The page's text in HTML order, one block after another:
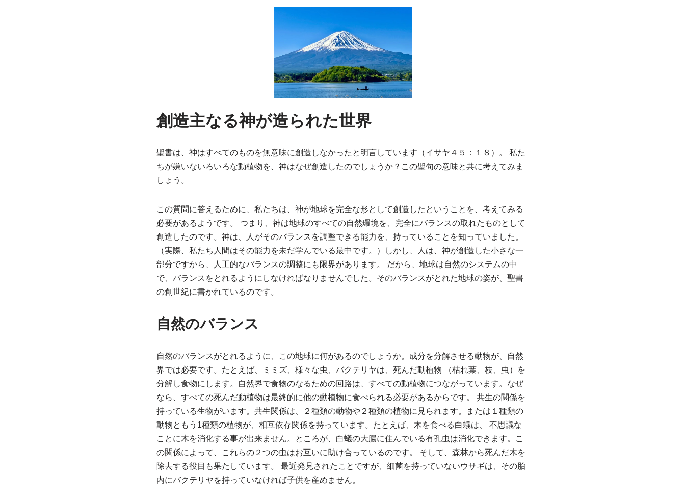
創造主なる神が造られた世界
聖書は、神はすべてのものを無意味に創造しなかったと明言しています（イサヤ４５：１８）。 私た
ちが嫌いないろいろな動植物を、神はなぜ創造したのでしょうか？この聖句の意味と共に考えてみま
しょう。
この質問に答えるために、私たちは、神が地球を完全な形として創造したということを、考えてみる
必要があるようです。 つまり、神は地球のすべての自然環境を、完全にバランスの取れたものとして
創造したのです。神は、人がそのバランスを調整できる能力を、持っていることを知っていました。
（実際、私たち人間はその能力を未だ学んでいる最中です。）しかし、人は、神が創造した小さな一
部分ですから、人工的なバランスの調整にも限界があります。 だから、地球は自然のシステムの中
で、バランスをとれるようにしなければなりませんでした。そのバランスがとれた地球の姿が、聖書
の創世紀に書かれているのです。
自然のバランス
自然のバランスがとれるように、この地球に何があるのでしょうか。成分を分解させる動物が、自然
界では必要です。たとえば、ミミズ、様々な虫、バクテリヤは、死んだ動植物 （枯れ葉、枝、虫）を
分解し食物にします。自然界で食物のなるための回路は、すべての動植物につながっています。なぜ
なら、すべての死んだ動植物は最終的に他の動植物に食べられる必要があるからです。 共生の関係を
持っている生物がいます。共生関係は、２種類の動物や２種類の植物に見られます。または１種類の
動物ともう1種類の植物が、相互依存関係を持っています。たとえば、木を食べる白蟻は、 不思議な
ことに木を消化する事が出来ません。ところが、白蟻の大腸に住んでいる有孔虫は消化できます。こ
の関係によって、これらの２つの虫はお互いに助け合っているのです。 そして、森林から死んだ木を
除去する役目も果たしています。 最近発見されたことですが、細菌を持っていないウサギは、その胎
内にバクテリヤを持っていなければ子供を産めません。